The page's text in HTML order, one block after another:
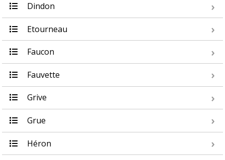
Dindon
Etourneau
Faucon
Fauvette
Grive
Grue
Héron